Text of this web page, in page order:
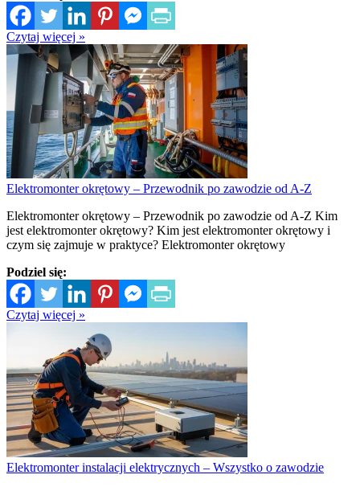
Czytaj więcej »
Elektromonter okrętowy – Przewodnik po zawodzie od A-Z
Elektromonter okrętowy – Przewodnik po zawodzie od A-Z Kim
jest elektromonter okrętowy? Kim jest elektromonter okrętowy i
czym się zajmuje w praktyce? Elektromonter okrętowy
Podziel się:
Czytaj więcej »
Elektromonter instalacji elektrycznych – Wszystko o zawodzie